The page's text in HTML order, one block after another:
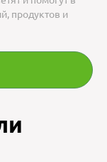
продуктов и